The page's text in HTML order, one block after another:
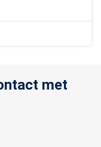
met